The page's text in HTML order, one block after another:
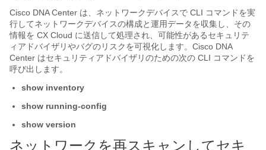
Cisco DNA Center は、ネットワークデバイスで CLI コマンドを実
行してネットワークデバイスの構成と運用データを収集し、その
情報を CX Cloud に送信して処理され、可能性があるセキュリテ
ィアドバイザリやバグのリスクを可視化します。 Cisco DNA
Center はセキュリティアドバイザリのための次の CLI コマンドを
呼び出します。
show inventory
show running-config
show version
ネットワークを再スキャンしてセキ